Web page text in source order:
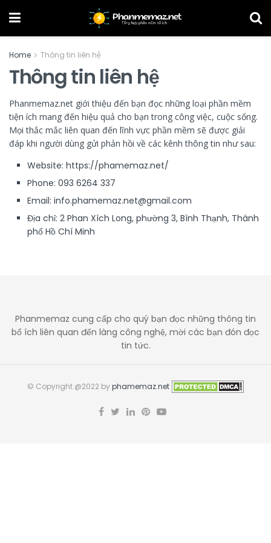
Home Thông tin liên hệ
Thông tin liên hệ
Phanmemaz.net giới thiệu đến bạn đọc những loại phần mềm
tiện ích mang đến hiệu quả cho bạn trong công việc, cuộc sống.
Mọi thắc mắc liên quan đến lĩnh vực phần mềm sẽ được giải
đáp khi người dùng gửi phản hồi về các kênh thông tin như sau:
Website: https://phamemaz.net/
Phone: 093 6264 337
Email: info.phamemaz.net@gmail.com
Địa chỉ: 2 Phan Xích Long, phường 3, Bình Thạnh, Thành
phố Hồ Chí Minh
Phanmemaz cung cấp cho quý bạn đọc những thông tin
bổ ích liên quan đến làng công nghệ, mời các bạn đón đọc
tin tức.
© Copyright @2022 byphamemaz.net